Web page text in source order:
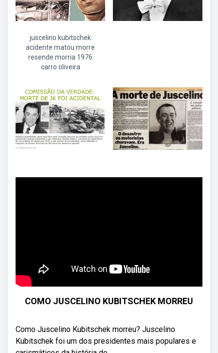
juscelino kubitschek
acidente matou morre
resende morria 1976
carro oliveira
COMO JUSCELINO KUBITSCHEK MORREU
Como Juscelino Kubitschek morreu? Juscelino
Kubitschek foi um dos presidentes mais populares e